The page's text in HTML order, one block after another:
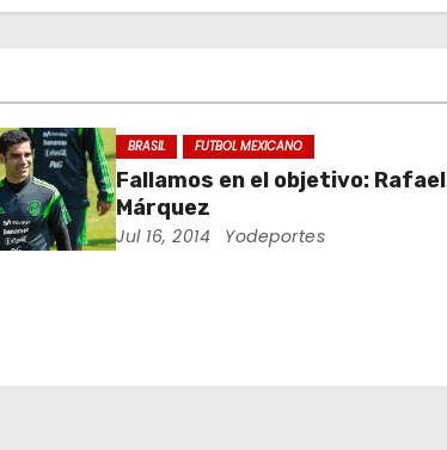
BRASIL FUTBOL MEXICANO
Fallamos en el objetivo: Rafael
Márquez
Jul 16, 2014 Yodeportes